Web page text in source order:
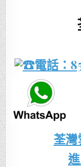
電話：
荃